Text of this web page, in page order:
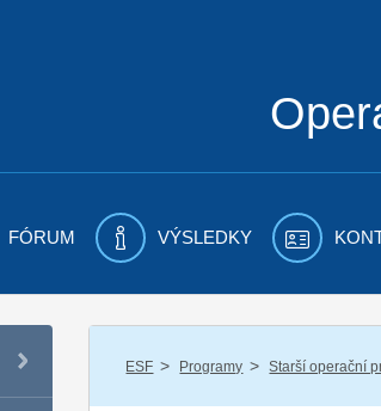
FÓRUM VÝSLEDKY
ESF / Programy / Starší operační